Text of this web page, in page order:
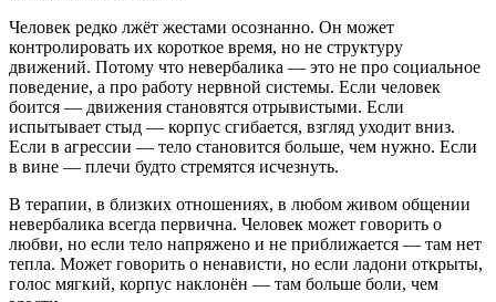
Человек редко лжёт жестами осознанно. Он может
контролировать их короткое время, но не структуру
движений. Потому что невербалика — это не про социальное
поведение, а про работу нервной системы. Если человек
боится — движения становятся отрывистыми. Если
испытывает стыд — корпус сгибается, взгляд уходит вниз.
Если в агрессии — тело становится больше, чем нужно. Если
в вине — плечи будто стремятся исчезнуть.
В терапии, в близких отношениях, в любом живом общении
невербалика всегда первична. Человек может говорить о
любви, но если тело напряжено и не приближается — там нет
тепла. Может говорить о ненависти, но если ладони открыты,
голос мягкий, корпус наклонён — там больше боли, чем